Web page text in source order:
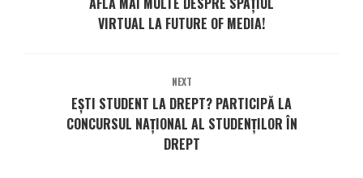
VIRTUAL LA FUTURE OF MEDIA!
NEXT
EȘTI STUDENT LA DREPT? PARTICIPĂ LA
CONCURSUL NAȚIONAL AL STUDENȚILOR ÎN
DREPT